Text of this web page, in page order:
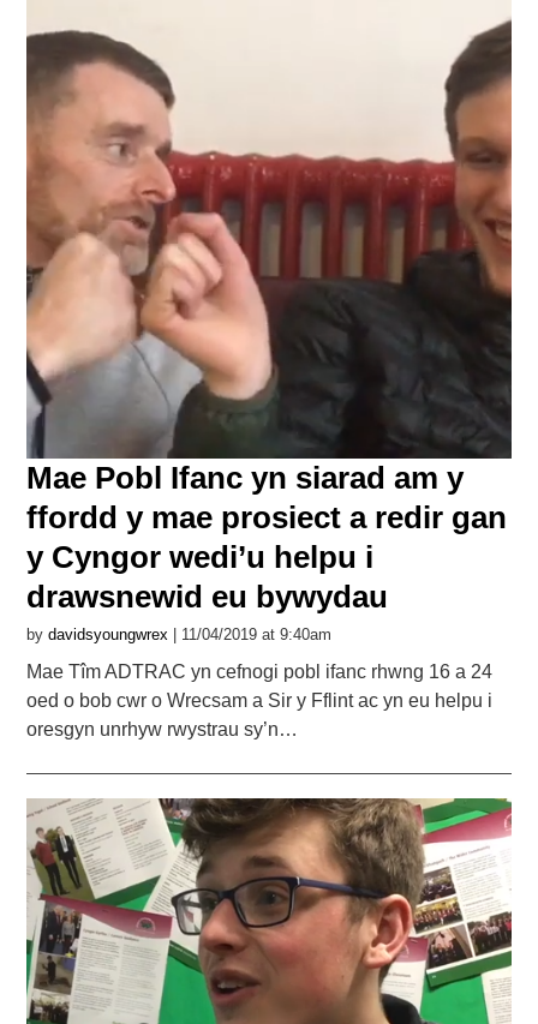
Mae Pobl Ifanc yn siarad am y
ffordd y mae prosiect a redir gan
y Cyngor wedi’u helpu i
drawsnewid eu bywydau
bydavidsyoungwrex | 11/04/2019 at 9:40am
Mae Tîm ADTRAC yn cefnogi pobl ifanc rhwng 16 a 24
oed o bob cwr o Wrecsam a Sir y Fflint ac yn eu helpu i
oresgyn unrhyw rwystrau sy’n…